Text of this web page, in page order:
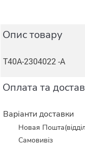
Опис товару
Т40А-2304022 -А
Оплата та
Варіанти доставки
Новая
Самовивіз